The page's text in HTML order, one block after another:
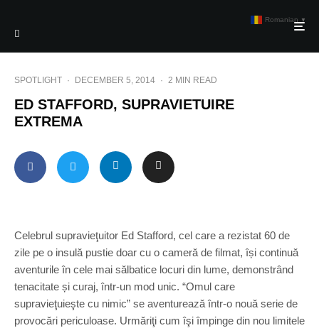
SPOTLIGHT · DECEMBER 5, 2014 · 2 MIN READ
ED STAFFORD, SUPRAVIETUIRE
EXTREMA
Celebrul supravieţuitor Ed Stafford, cel care a rezistat 60 de
zile pe o insulă pustie doar cu o cameră de filmat, își continuă
aventurile în cele mai sălbatice locuri din lume, demonstrând
tenacitate și curaj, într-un mod unic. “Omul care
supravieţuieşte cu nimic” se aventurează într-o nouă serie de
provocări periculoase. Urmăriţi cum îşi împinge din nou limitele
Romanian ▼